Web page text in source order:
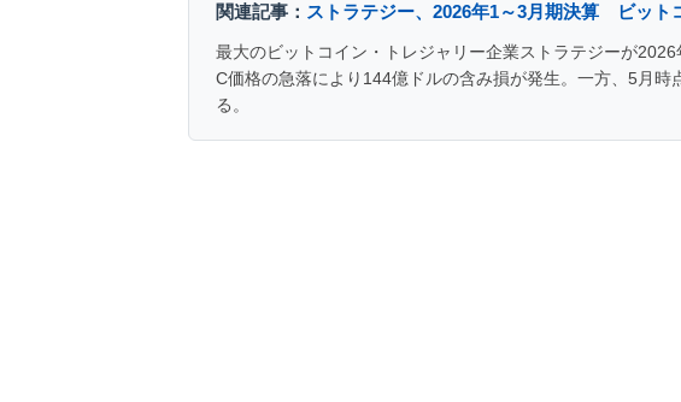
関連記事： ストラテジー、2026年1～3月期決算 ビット
最大のビットコイン・トレジャリー企業ストラテジーが
C価格の急落により144億ドルの含み損が発生。一方、5月時
る。